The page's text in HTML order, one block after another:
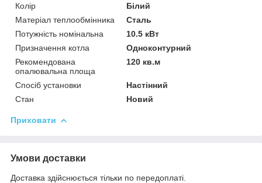
Колір
Білий
Матеріал теплообмінника
Сталь
Потужність номінальна
10.5 кВт
Призначення котла
Одноконтурний
Рекомендована
опалювальна площа
120 кв.м
Спосіб установки
Настінний
Стан
Новий
Приховати
Умови доставки
Доставка здійснюється тільки по передоплаті.